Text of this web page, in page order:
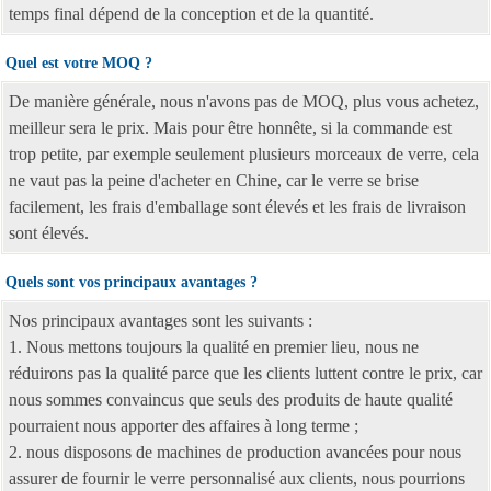
temps final dépend de la conception et de la quantité.
Quel est votre MOQ ?
De manière générale, nous n'avons pas de MOQ, plus vous achetez,
meilleur sera le prix. Mais pour être honnête, si la commande est
trop petite, par exemple seulement plusieurs morceaux de verre, cela
ne vaut pas la peine d'acheter en Chine, car le verre se brise
facilement, les frais d'emballage sont élevés et les frais de livraison
sont élevés.
Quels sont vos principaux avantages ?
Nos principaux avantages sont les suivants :
1. Nous mettons toujours la qualité en premier lieu, nous ne
réduirons pas la qualité parce que les clients luttent contre le prix, car
nous sommes convaincus que seuls des produits de haute qualité
pourraient nous apporter des affaires à long terme ;
2. nous disposons de machines de production avancées pour nous
assurer de fournir le verre personnalisé aux clients, nous pourrions